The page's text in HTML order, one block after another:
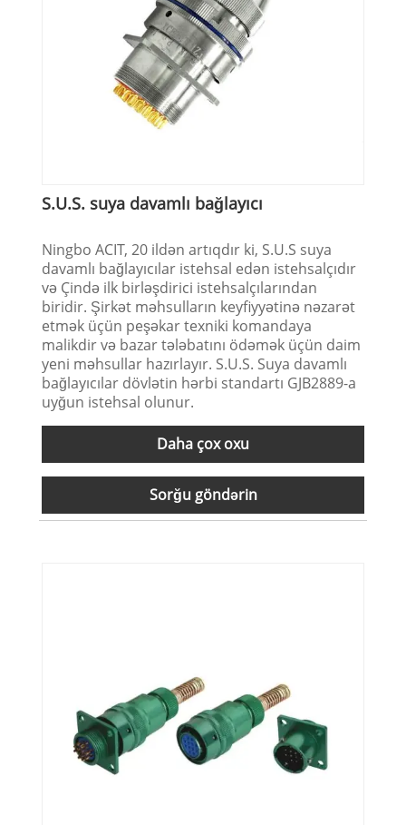
S.U.S. suya davamlı bağlayıcı
Ningbo ACIT, 20 ildən artıqdır ki, S.U.S suya
davamlı bağlayıcılar istehsal edən istehsalçıdır
və Çində ilk birləşdirici istehsalçılarından
biridir. Şirkət məhsulların keyfiyyətinə nəzarət
etmək üçün peşəkar texniki komandaya
malikdir və bazar tələbatını ödəmək üçün daim
yeni məhsullar hazırlayır. S.U.S. Suya davamlı
bağlayıcılar dövlətin hərbi standartı GJB2889-a
uyğun istehsal olunur.
Daha çox oxu
Sorğu göndərin